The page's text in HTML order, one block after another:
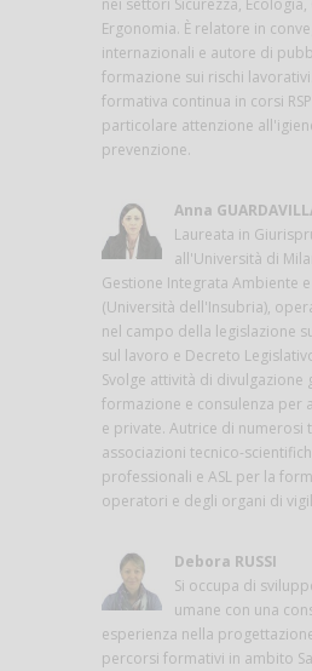
nei settori Sicurezza, Ecologia,
Ergonomia. È relatore in
internazionali e autore di
formazione sui rischi
formativa continua in corsi
particolare attenzione
prevenzione.
Anna
Laureata in
all'Università di
Gestione Integrata Ambiente e
(Università dell'Insubria),
nel campo della legislazione
sul lavoro e Decreto
Svolge attività di divulgazione
formazione e consulenza per
e private. Autrice di numerosi
associazioni tecnico-
professionali e ASL per la
operatori e degli organi di
Debora RUSSI
Si occupa di
umane con una
esperienza nella
percorsi formativi in ambito